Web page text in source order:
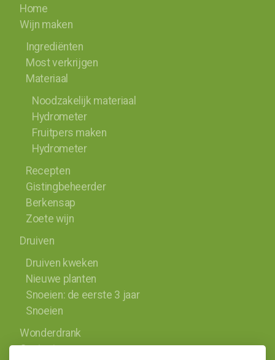
Home
Wijn maken
Ingrediënten
Most verkrijgen
Materiaal
Noodzakelijk materiaal
Hydrometer
Fruitpers maken
Hydrometer
Recepten
Gistingbeheerder
Berkensap
Zoete wijn
Druiven
Druiven kweken
Nieuwe planten
Snoeien: de eerste 3 jaar
Snoeien
Wonderdrank
Contact